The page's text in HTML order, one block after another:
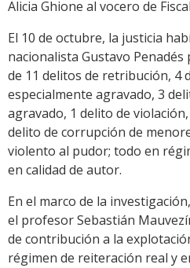
Alicia Ghione al vocero de
El 10 de octubre, la justicia
nacionalista Gustavo
de 11 delitos de retribución, 4
especialmente agravado, 3
agravado, 1 delito de
delito de corrupción de
violento al pudor; todo en
en calidad de autor.
En el marco de la
el profesor Sebastián
de contribución a la
régimen de reiteración real y